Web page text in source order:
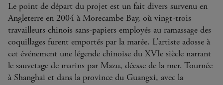
Le point de départ du projet est un fait divers survenu en
Angleterre en 2004 à Morecambe Bay, où vingt-trois
travailleurs chinois sans-papiers employés au ramassage des
coquillages furent emportés par la marée. L’artiste adosse à
cet événement une légende chinoise du XVIe siècle narrant
le sauvetage de marins par Mazu, déesse de la mer. Tournée
à Shanghai et dans la province du Guangxi, avec la